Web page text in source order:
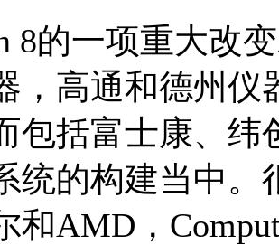
一项重大改变
，高通和德州仪
包括富士康、
统的构建当中。
和AMD，